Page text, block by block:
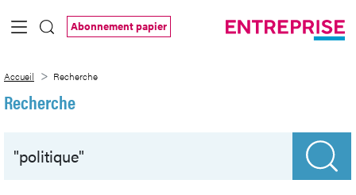
Saut au contenu principal
Abonnement papier
Accueil Recherche
Recherche